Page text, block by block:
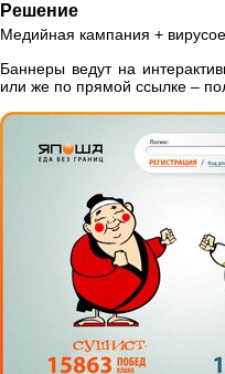
Решение
Медийная кампания +
Баннеры ведут на
или же по прямой ссылке –